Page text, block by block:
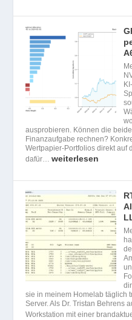
ausprobieren. Können die
Finanzaufgabe rechnen?
Wertpapier-Portfolios direkt auf
dafür…weiterlesen
sie in meinem Homelab täglich
Server. Als Dr. Tristan Behrens
Workstation mit einer